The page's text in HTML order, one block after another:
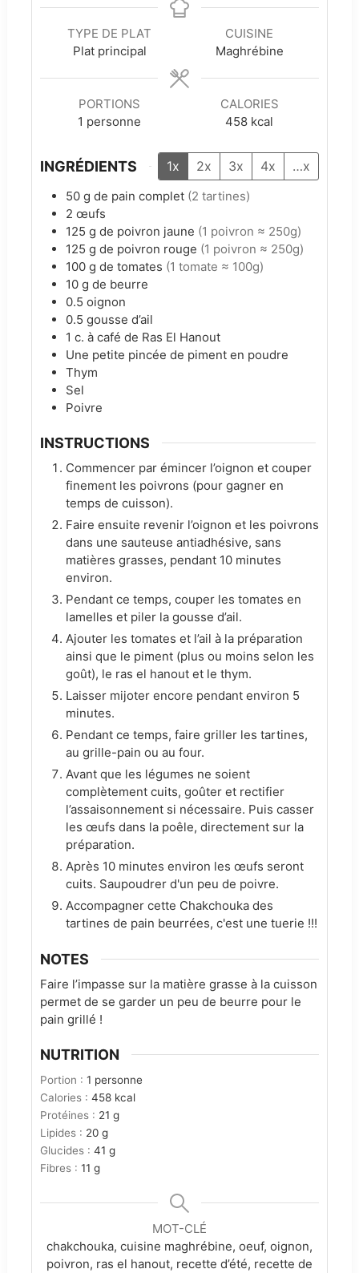
TYPE DE PLAT
Plat principal
CUISINE
Maghrébine
PORTIONS
1 personne
CALORIES
458 kcal
INGRÉDIENTS 1x 2x 3x 4x …x
50 g de pain complet (2 tartines)
2 œufs
125 g de poivron jaune (1 poivron ≈ 250g)
125 g de poivron rouge (1 poivron ≈ 250g)
100 g de tomates (1 tomate ≈ 100g)
10 g de beurre
0.5 oignon
0.5 gousse d’ail
1 c. à café de Ras El Hanout
Une petite pincée de piment en poudre
Thym
Sel
Poivre
INSTRUCTIONS
Commencer par émincer l’oignon et couper
finement les poivrons (pour gagner en
temps de cuisson).
Faire ensuite revenir l’oignon et les poivrons
dans une sauteuse antiadhésive, sans
matières grasses, pendant 10 minutes
environ.
Pendant ce temps, couper les tomates en
lamelles et piler la gousse d’ail.
Ajouter les tomates et l’ail à la préparation
ainsi que le piment (plus ou moins selon les
goût), le ras el hanout et le thym.
Laisser mijoter encore pendant environ 5
minutes.
Pendant ce temps, faire griller les tartines,
au grille-pain ou au four.
Avant que les légumes ne soient
complètement cuits, goûter et rectifier
l’assaisonnement si nécessaire. Puis casser
les œufs dans la poêle, directement sur la
préparation.
Après 10 minutes environ les œufs seront
cuits. Saupoudrer d'un peu de poivre.
Accompagner cette Chakchouka des
tartines de pain beurrées, c'est une tuerie !!!
NOTES
Faire l’impasse sur la matière grasse à la cuisson
permet de se garder un peu de beurre pour le
pain grillé !
NUTRITION
Portion : 1 personne
Calories : 458 kcal
Protéines : 21 g
Lipides : 20 g
Glucides : 41 g
Fibres : 11 g
MOT-CLÉ
chakchouka, cuisine maghrébine, oeuf, oignon,
poivron, ras el hanout, recette d’été, recette de